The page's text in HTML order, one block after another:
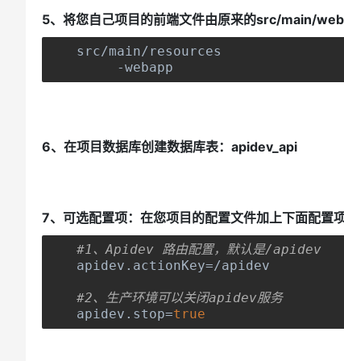
5、将您自己项目的前端文件由原来的src/main/
src/main/resources
-webapp
6、在项目数据库创建数据库表：apidev_api
7、可选配置项：在您项目的配置文件加上下面配置项
#1、Apidev 路由配置，默认是/apidev
apidev . actionKey=/apidev
#2、生产环境可以关闭apidev服务
apidev . stop=true